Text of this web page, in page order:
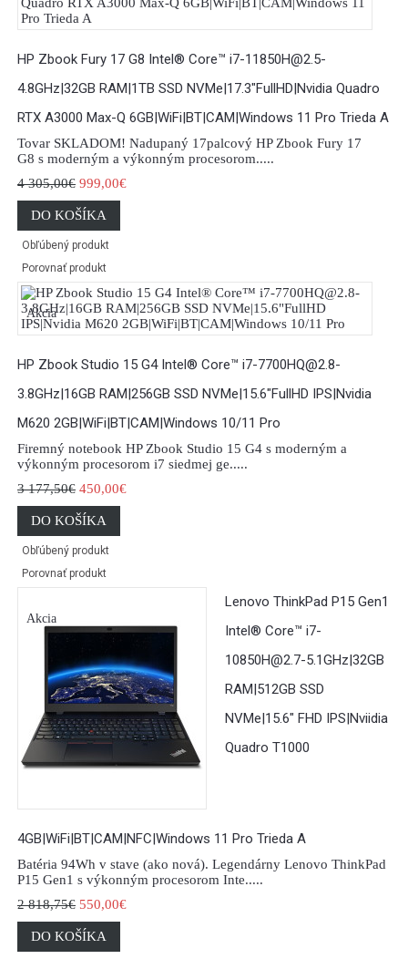
HP Zbook Fury 17 G8 Intel® Core™ i7-11850H@2.5-
4.8GHz|32GB RAM|1TB SSD NVMe|17.3"FullHD|Nvidia Quadro
RTX A3000 Max-Q 6GB|WiFi|BT|CAM|Windows 11 Pro Trieda A
Tovar SKLADOM! Nadupaný 17palcový HP Zbook Fury 17
G8 s moderným a výkonným procesorom.....
4 305,00€ 999,00€
DO KOŠÍKA
Obľúbený produkt
Porovnať produkt
Akcia
HP Zbook Studio 15 G4 Intel® Core™ i7-7700HQ@2.8-
3.8GHz|16GB RAM|256GB SSD NVMe|15.6"FullHD IPS|Nvidia
M620 2GB|WiFi|BT|CAM|Windows 10/11 Pro
Firemný notebook HP Zbook Studio 15 G4 s moderným a
výkonným procesorom i7 siedmej ge.....
3 177,50€ 450,00€
DO KOŠÍKA
Obľúbený produkt
Porovnať produkt
Akcia
Lenovo ThinkPad P15 Gen1
Intel® Core™ i7-
10850H@2.7-5.1GHz|32GB
RAM|512GB SSD
NVMe|15.6" FHD IPS|Nviidia
Quadro T1000
4GB|WiFi|BT|CAM|NFC|Windows 11 Pro Trieda A
Batéria 94Wh v stave (ako nová). Legendárny Lenovo ThinkPad
P15 Gen1 s výkonným procesorom Inte.....
2 818,75€ 550,00€
DO KOŠÍKA